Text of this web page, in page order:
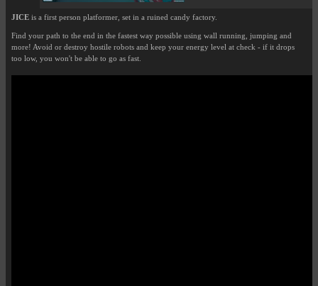
JICE is a first person platformer, set in a ruined candy factory.
Find your path to the end in the fastest way possible using wall running, jumping and
more! Avoid or destroy hostile robots and keep your energy level at check - if it drops
too low, you won't be able to go as fast.